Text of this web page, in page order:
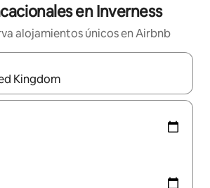
en Inverness
alojamientos únicos en Airbnb
estén disponibles, navega con las